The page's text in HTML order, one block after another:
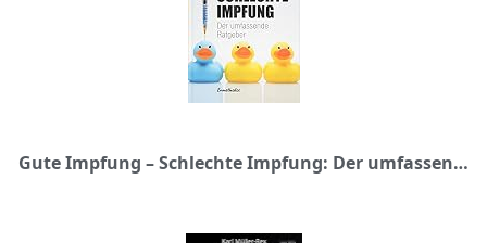
Gute Impfung – Schlechte Impfung: Der umfassende Ratgeber